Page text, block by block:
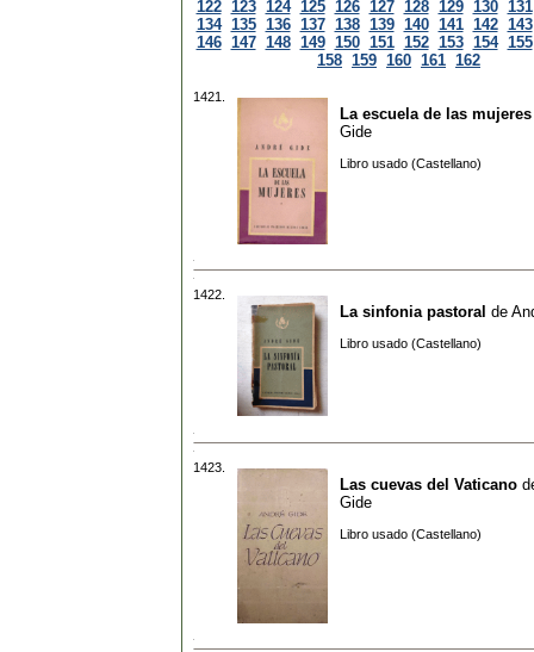
122 123 124 125 126 127 128 129 130 131
134 135 136 137 138 139 140 141 142 143
146 147 148 149 150 151 152 153 154 155
158 159 160 161 162
1421.
La escuela de las mujeres
Gide
Libro usado (Castellano)
1422.
La sinfonia pastoral de
Libro usado (Castellano)
1423.
Las cuevas del Vaticano
Gide
Libro usado (Castellano)